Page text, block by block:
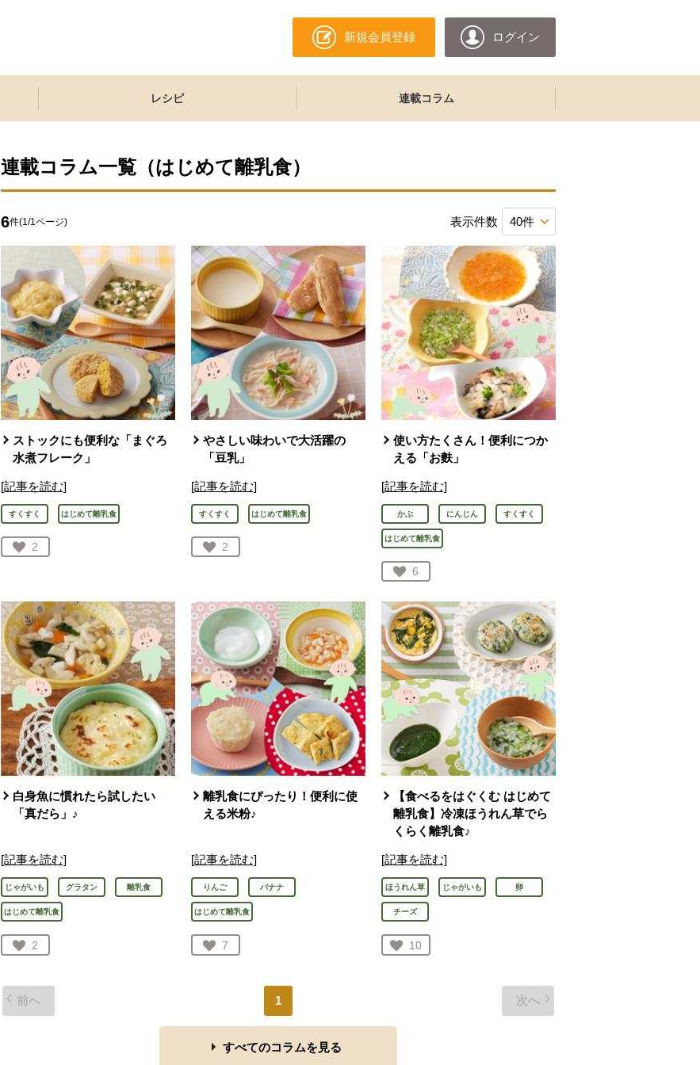
新規会員登録 ログイン
レシピ 連載コラム
連載コラム一覧（はじめて離乳食）
6件(1 /1 ページ) 表示件数
ストックにも便利な「まぐろ
水煮フレーク」
[記事を読む]
すくすく はじめて離乳食
お気に入り登録：
2
人が登録
やさしい味わいで大活躍の
「豆乳」
[記事を読む]
すくすく はじめて離乳食
お気に入り登録：
2
人が登録
使い方たくさん！便利につか
える「お麩」
[記事を読む]
かぶ にんじん すくすく
はじめて離乳食
お気に入り登録：
6
人が登録
白身魚に慣れたら試したい
「真だら」♪
[記事を読む]
じゃがいも グラタン 離乳食
はじめて離乳食
お気に入り登録：
2
人が登録
離乳食にぴったり！便利に使
える米粉♪
[記事を読む]
りんご バナナ
はじめて離乳食
お気に入り登録：
7
人が登録
【食べるをはぐくむ はじめて
離乳食】冷凍ほうれん草でら
くらく離乳食♪
[記事を読む]
ほうれん草 じゃがいも 卵
チーズ
お気に入り登録：
10
人が登録
前へ 1 次へ
すべてのコラムを見る